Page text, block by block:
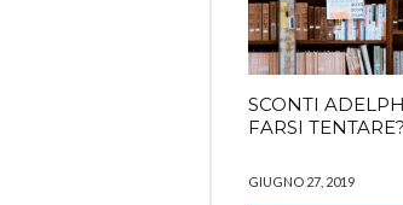
SCONTI
FARSI TENTARE?
GIUGNO 27, 2019